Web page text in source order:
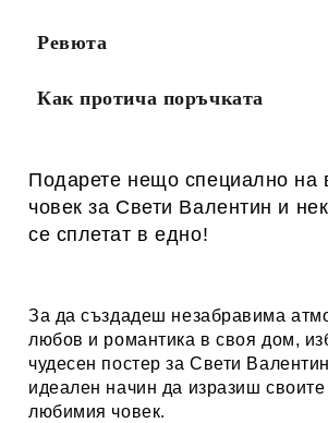
Ревюта
Как протича поръчката
Подарете нещо специално
човек за Свети Валентин и
се сплетат в едно!
За да създадеш незабравима
любов и романтика в своя дом,
чудесен постер за Свети
идеален начин да изразиш своите
любимия човек.